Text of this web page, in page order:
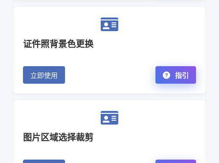
证件照背景色更换
立即使用 指引
图片区域选择裁剪